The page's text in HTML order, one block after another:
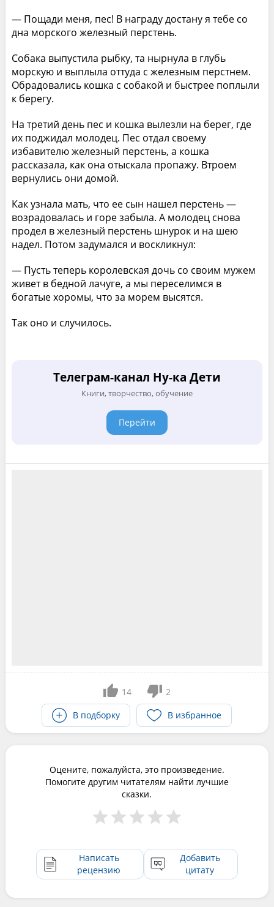
— Пощади меня, пес! В награду достану я тебе со
дна морского железный перстень.
Собака выпустила рыбку, та нырнула в глубь
морскую и выплыла оттуда с железным перстнем.
Обрадовались кошка с собакой и быстрее поплыли
к берегу.
На третий день пес и кошка вылезли на берег, где
их поджидал молодец. Пес отдал своему
избавителю железный перстень, а кошка
рассказала, как она отыскала пропажу. Втроем
вернулись они домой.
Как узнала мать, что ее сын нашел перстень —
возрадовалась и горе забыла. А молодец снова
продел в железный перстень шнурок и на шею
надел. Потом задумался и воскликнул:
— Пусть теперь королевская дочь со своим мужем
живет в бедной лачуге, а мы переселимся в
богатые хоромы, что за морем высятся.
Так оно и случилось.
Телеграм-канал Ну-ка Дети
Книги, творчество, обучение
Перейти
14
2
В подборку
В избранное
Оцените, пожалуйста, это произведение.
Помогите другим читателям найти лучшие
сказки.
Написать
рецензию
Добавить
цитату